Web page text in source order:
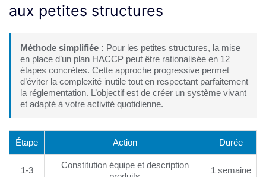
aux petites structures
Méthode simplifiée : Pour les petites structures, la mise
en place d’un plan HACCP peut être rationalisée en 12
étapes concrètes. Cette approche progressive permet
d’éviter la complexité inutile tout en respectant parfaitement
la réglementation. L’objectif est de créer un système vivant
et adapté à votre activité quotidienne.
Étape Action Durée
1-3
Constitution équipe et description
1 semaine